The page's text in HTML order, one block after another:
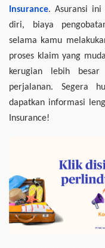
Insurance. Asuransi ini
diri, biaya
selama kamu
proses klaim yang
kerugian lebih besar
perjalanan. Segera
dapatkan informasi
Insurance!